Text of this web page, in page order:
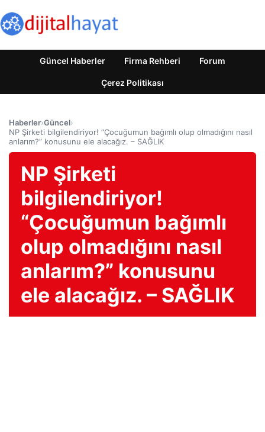
Güncel Haberler Firma Rehberi Forum
Çerez Politikası
Haberler›Güncel›
NP Şirketi bilgilendiriyor! “Çocuğumun bağımlı olup olmadığını nasıl
anlarım?” konusunu ele alacağız. – SAĞLIK
NP Şirketi
bilgilendiriyor!
“Çocuğumun bağımlı
olup olmadığını nasıl
anlarım?” konusunu
ele alacağız. – SAĞLIK